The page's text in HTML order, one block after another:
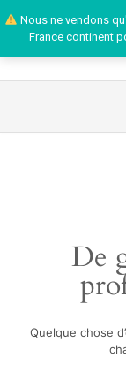
Nous ne vendons
France continent
De
Quelque chose